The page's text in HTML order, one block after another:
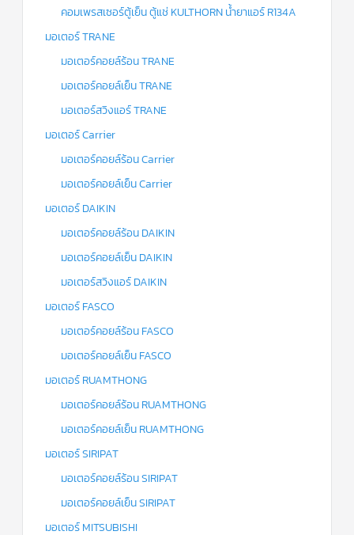
คอมเพรสเซอร์ตู้เย็น ตู้แช่ KULTHORN น้ำยาแอร์ R134A
มอเตอร์ TRANE
มอเตอร์คอยล์ร้อน TRANE
มอเตอร์คอยล์เย็น TRANE
มอเตอร์สวิงแอร์ TRANE
มอเตอร์ Carrier
มอเตอร์คอยล์ร้อน Carrier
มอเตอร์คอยล์เย็น Carrier
มอเตอร์ DAIKIN
มอเตอร์คอยล์ร้อน DAIKIN
มอเตอร์คอยล์เย็น DAIKIN
มอเตอร์สวิงแอร์ DAIKIN
มอเตอร์ FASCO
มอเตอร์คอยล์ร้อน FASCO
มอเตอร์คอยล์เย็น FASCO
มอเตอร์ RUAMTHONG
มอเตอร์คอยล์ร้อน RUAMTHONG
มอเตอร์คอยล์เย็น RUAMTHONG
มอเตอร์ SIRIPAT
มอเตอร์คอยล์ร้อน SIRIPAT
มอเตอร์คอยล์เย็น SIRIPAT
มอเตอร์ MITSUBISHI